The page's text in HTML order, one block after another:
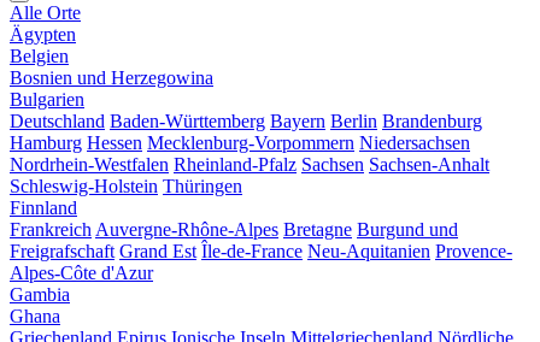
Alle Orte
Ägypten
Belgien
Bosnien und Herzegowina
Bulgarien
Deutschland Baden-Württemberg Bayern Berlin Brandenburg
Hamburg Hessen Mecklenburg-Vorpommern Niedersachsen
Nordrhein-Westfalen Rheinland-Pfalz Sachsen Sachsen-Anhalt
Schleswig-Holstein Thüringen
Finnland
Frankreich Auvergne-Rhône-Alpes Bretagne Burgund und
Freigrafschaft Grand Est Île-de-France Neu-Aquitanien Provence-
Alpes-Côte d'Azur
Gambia
Ghana
Griechenland Epirus Ionische Inseln Mittelgriechenland Nördliche